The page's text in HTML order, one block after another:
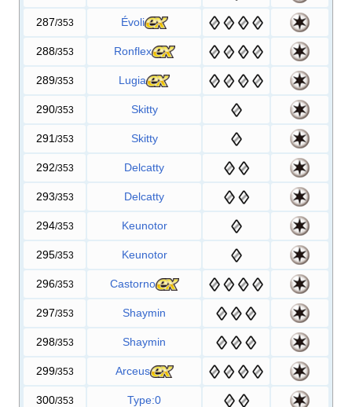
287/353 Évoli
288/353 Ronflex
289/353 Lugia
290/353 Skitty
291 /353 Skitty
292/353 Delcatty
293/353 Delcatty
294/353 Keunotor
295/353 Keunotor
296/353 Castorno
297/353 Shaymin
298/353 Shaymin
299/353 Arceus
300/353 Type:0